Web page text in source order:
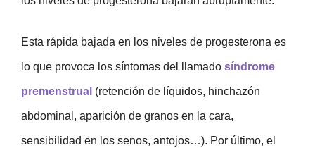
Esta rápida bajada en los niveles de progesterona es
lo que provoca los síntomas del llamado síndrome
premenstrual (retención de líquidos, hinchazón
abdominal, aparición de granos en la cara,
sensibilidad en los senos, antojos…). Por último, el